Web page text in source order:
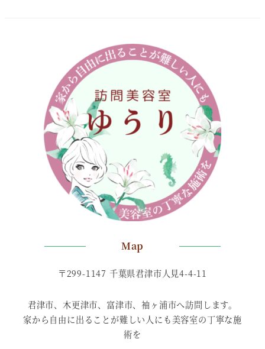
Map
〒299-1147 千葉県君津市人見4-4-11
君津市、木更津市、富津市、袖ヶ浦市へ訪問します。
家から自由に出ることが難しい人にも美容室の丁寧な施
術を